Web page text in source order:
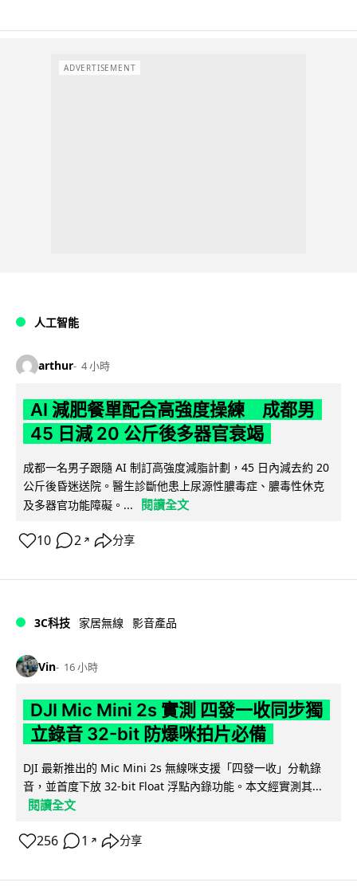
ADVERTISEMENT
人工智能
arthur 4 小時
AI 減肥餐單配合高強度操練 成都男
45 日減 20 公斤後多器官衰竭
成都一名男子跟隨 AI 制訂高強度減脂計劃，45 日內減去約 20
公斤後昏迷送院。醫生診斷他患上尿源性膿毒症、膿毒性休克
及多器官功能障礙。...
閱讀全文
10 2 ↗ 分享
3C科技 家居無線 影音產品
Vin 16 小時
DJI Mic Mini 2s 實測 四發一收同步獨
立錄音 32-bit 防爆咪拍片必備
DJI 最新推出的 Mic Mini 2s 無線咪支援「四發一收」分軌錄
音，並首度下放 32-bit Float 浮點內錄功能。本文經實測其...
閱讀全文
256 1 ↗ 分享